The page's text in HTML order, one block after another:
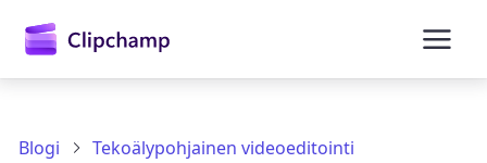
Blogi Tekoälypohjainen videoeditointi